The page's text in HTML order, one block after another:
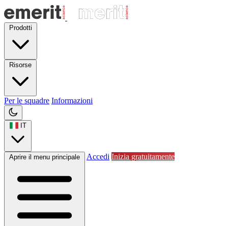
Prodotti
Risorse
Per le squadre Informazioni
IT
Aprire il menu principale Accedi Inizia gratuitamente